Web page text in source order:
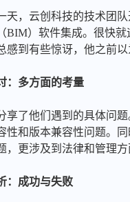
天，云创科技的技术团
BIM）软件集成。很快
感到有些惊讶，他之前
：多方面的考量
享了他们遇到的具体问
性和版本兼容性问题。
，更涉及到法律和管理方
：成功与失败